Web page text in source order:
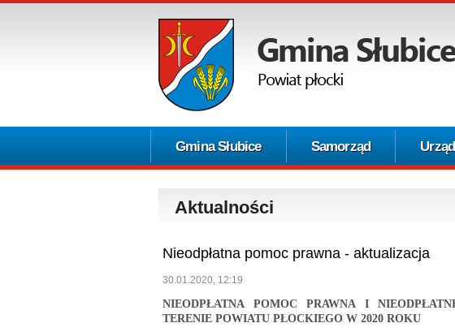
Gmina Słubice Samorząd
Aktualności
Nieodpłatna pomoc prawna - aktualizacja
30.01.2020, 12:19
NIEODPŁATNA POMOC PRAWNA I
TERENIE POWIATU PŁOCKIEGO W 2020 ROKU